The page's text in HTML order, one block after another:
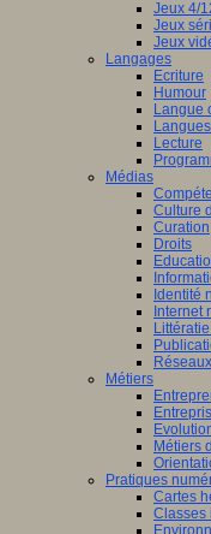
Jeux 4/
Jeux
Jeux
Langages
Ecriture
Humour
Langue
Lecture
Médias
Culture
Curation
Droits
Identité
Internet
Métiers
Métiers
Pratiques
Cartes
Classes